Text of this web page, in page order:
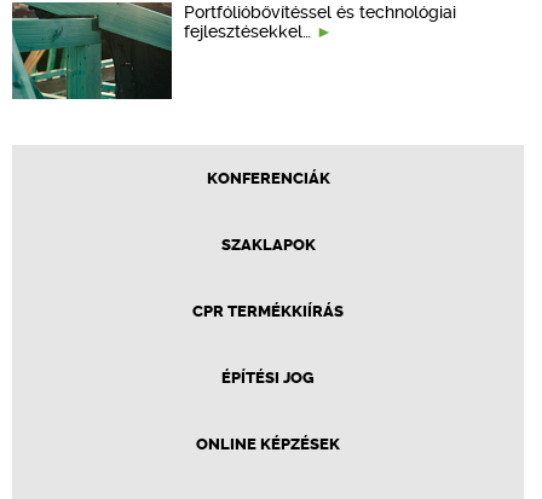
Portfólióbővítéssel és technológiai
fejlesztésekkel…
KONFERENCIÁK
SZAKLAPOK
CPR TERMÉKKIÍRÁS
ÉPÍTÉSI JOG
ONLINE KÉPZÉSEK